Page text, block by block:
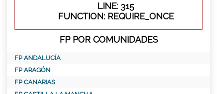
LINE: 315
FUNCTION: REQUIRE_ONCE
FP POR COMUNIDADES
FP ANDALUCÍA
FP ARAGÓN
FP CANARIAS